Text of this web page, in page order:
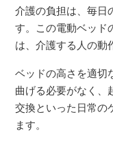
介護の負担は、毎日
す。この電動ベッド
は、介護する人の動
ベッドの高さを適切
曲げる必要がなく、
交換といった日常の
ます。